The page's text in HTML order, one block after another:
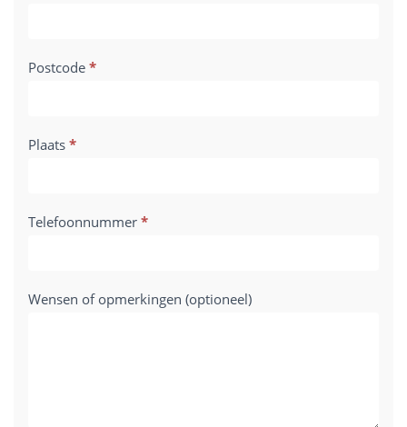
Postcode *
Plaats *
Telefoonnummer *
Wensen of opmerkingen (optioneel)